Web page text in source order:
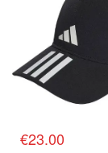
€23.00